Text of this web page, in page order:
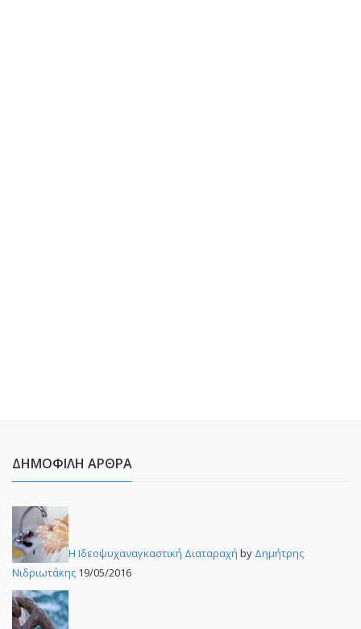
ΔΗΜΟΦΙΛΉ ΆΡΘΡΑ
Η Ιδεοψυχαναγκαστική Διαταραχή by Δημήτρης
Νιδριωτάκης 19/05/2016